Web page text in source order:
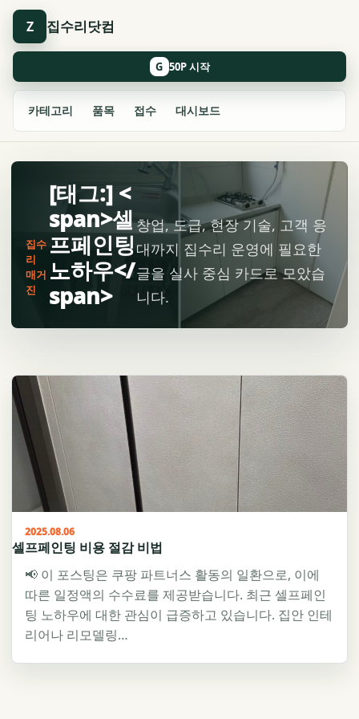
Z 집수리닷컴
카테고리 품목 접수 대시보드
G
집수
리
매거
진
[태그:] <
span>셀
프페인팅
노하우</
span>
창업, 도급, 현장 기술, 고객 응
대까지 집수리 운영에 필요한
글을 실사 중심 카드로 모았습
니다.
2025.08.06
셀프페인팅 비용 절감 비법
📢 이 포스팅은 쿠팡 파트너스 활동의 일환으로, 이에
따른 일정액의 수수료를 제공받습니다. 최근 셀프페인
팅 노하우에 대한 관심이 급증하고 있습니다. 집안 인테
리어나 리모델링…